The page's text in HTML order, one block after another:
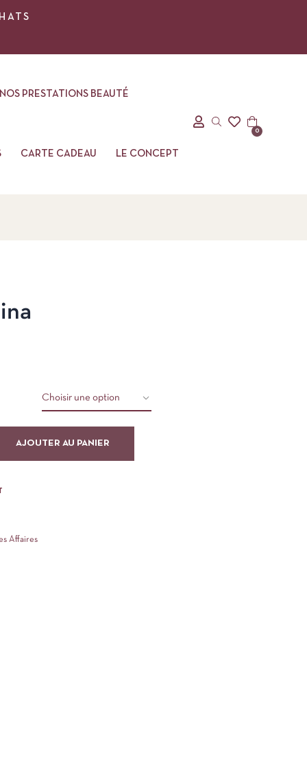
NOS PRESTATIONS BEAUTÉ
CARTE CADEAU LE CONCEPT
0
AJOUTER AU PANIER
Affaires